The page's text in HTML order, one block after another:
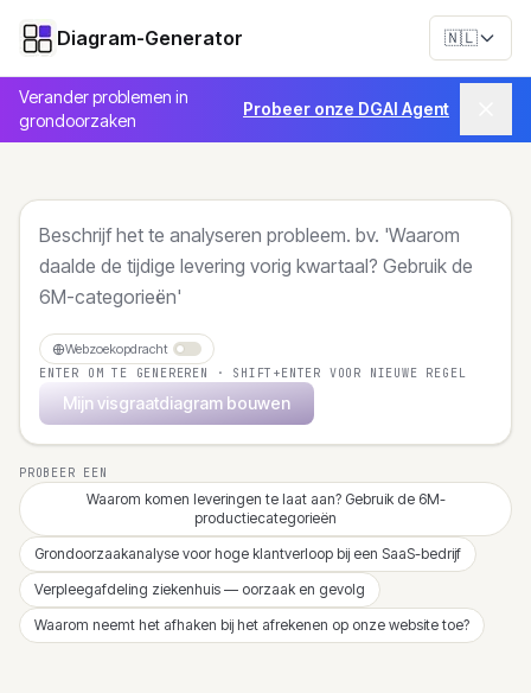
Diagram-Generator 🇳🇱
Verander problemen in
grondoorzaken
Probeer onze DGAI Agent
Webzoekopdracht
ENTER OM TE GENEREREN · SHIFT+ENTER VOOR NIEUWE REGEL
Mijn visgraatdiagram bouwen
PROBEER EEN
Waarom komen leveringen te laat aan? Gebruik de 6M-
productiecategorieën
Grondoorzaakanalyse voor hoge klantverloop bij een SaaS-bedrijf
Verpleegafdeling ziekenhuis — oorzaak en gevolg
Waarom neemt het afhaken bij het afrekenen op onze website toe?